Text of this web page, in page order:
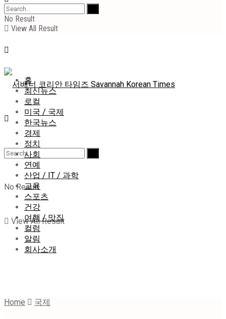
No Result
View All Result
No Result
View All Result
홈
최신뉴스
로컬
미국 / 국제
한국뉴스
경제
정치
사회
연예
산업 / IT / 과학
교육
스포츠
건강
여행 / 맛집
컬럼
알림
회사소개
Home 국제